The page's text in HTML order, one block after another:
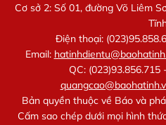
Cơ sở 2: Số 01, đường Võ Liêm
Điện thoại:
Email:
QC: (023)93.856.715
Bản quyền thuộc về Báo và
Cấm sao chép dưới mọi hình